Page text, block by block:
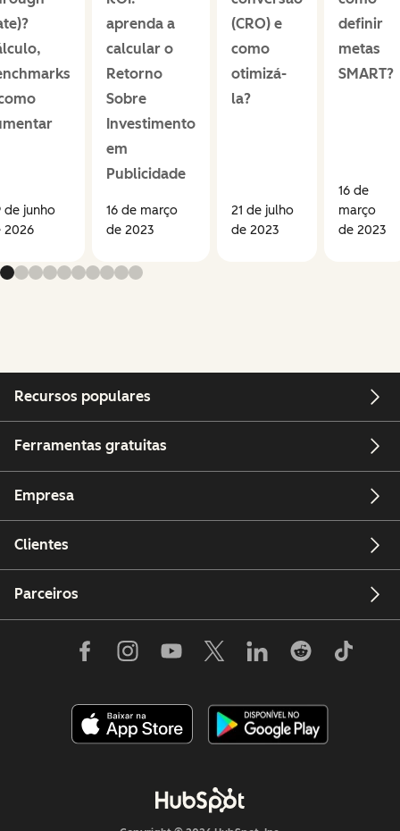
de junho
2026
aprenda a
calcular o
Retorno
Sobre
Investimento
em
Publicidade
16 de março
de 2023
(CRO) e
como
otimizá-
la?
21 de julho
de 2023
definir
metas
SMART?
16 de
março
de 2023
Recursos populares
Ferramentas gratuitas
Empresa
Clientes
Parceiros